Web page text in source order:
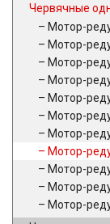
Червячные
Мотор-
Мотор-
Мотор-
Мотор-
Мотор-
Мотор-
Мотор-
Мотор-
Мотор-
Мотор-
Мотор-